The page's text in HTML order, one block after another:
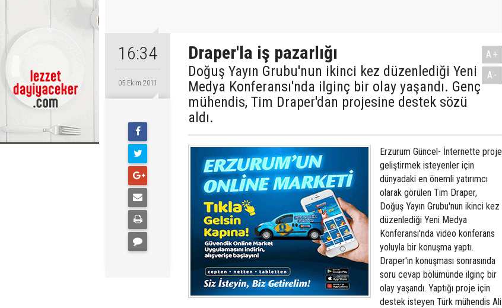
16:34
05 Ekim 2011
Draper'la iş pazarlığı
Doğuş Yayın Grubu'nun ikinci kez düzenlediği Yeni
Medya Konferansı'nda ilginç bir olay yaşandı. Genç
mühendis, Tim Draper'dan projesine destek sözü
aldı.
A+
A-
Erzurum Güncel- İnternette proje
geliştirmek isteyenler için
dünyadaki en önemli yatırımcı
olarak görülen Tim Draper,
Doğuş Yayın Grubu'nun ikinci kez
düzenlediği Yeni Medya
Konferansı'nda video konferans
yoluyla bir konuşma yaptı.
Draper'ın konuşması sonrasında
soru cevap bölümünde ilginç bir
olay yaşandı. Yaptığı proje için
destek isteyen Türk mühendis Ali